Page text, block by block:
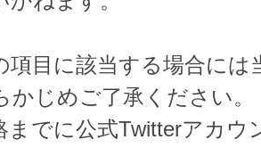
項目に該当する場合には
かじめご了承ください。
までに公式Twitterアカ